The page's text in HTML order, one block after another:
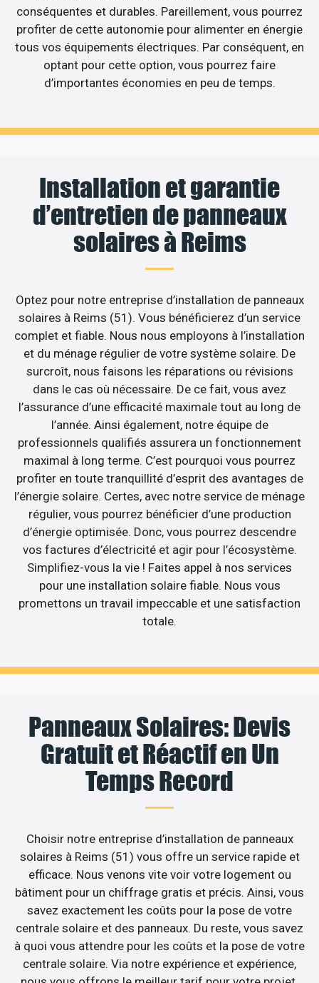
conséquentes et durables. Pareillement, vous pourrez
profiter de cette autonomie pour alimenter en énergie
tous vos équipements électriques. Par conséquent, en
optant pour cette option, vous pourrez faire
d’importantes économies en peu de temps.
Installation et garantie
d’entretien de panneaux
solaires à Reims
Optez pour notre entreprise d’installation de panneaux
solaires à Reims (51). Vous bénéficierez d’un service
complet et fiable. Nous nous employons à l’installation
et du ménage régulier de votre système solaire. De
surcroît, nous faisons les réparations ou révisions
dans le cas où nécessaire. De ce fait, vous avez
l’assurance d’une efficacité maximale tout au long de
l’année. Ainsi également, notre équipe de
professionnels qualifiés assurera un fonctionnement
maximal à long terme. C’est pourquoi vous pourrez
profiter en toute tranquillité d’esprit des avantages de
l’énergie solaire. Certes, avec notre service de ménage
régulier, vous pourrez bénéficier d’une production
d’énergie optimisée. Donc, vous pourrez descendre
vos factures d’électricité et agir pour l’écosystème.
Simplifiez-vous la vie ! Faites appel à nos services
pour une installation solaire fiable. Nous vous
promettons un travail impeccable et une satisfaction
totale.
Panneaux Solaires: Devis
Gratuit et Réactif en Un
Temps Record
Choisir notre entreprise d’installation de panneaux
solaires à Reims (51) vous offre un service rapide et
efficace. Nous venons vite voir votre logement ou
bâtiment pour un chiffrage gratis et précis. Ainsi, vous
savez exactement les coûts pour la pose de votre
centrale solaire et des panneaux. Du reste, vous savez
à quoi vous attendre pour les coûts et la pose de votre
centrale solaire. Via notre expérience et expérience,